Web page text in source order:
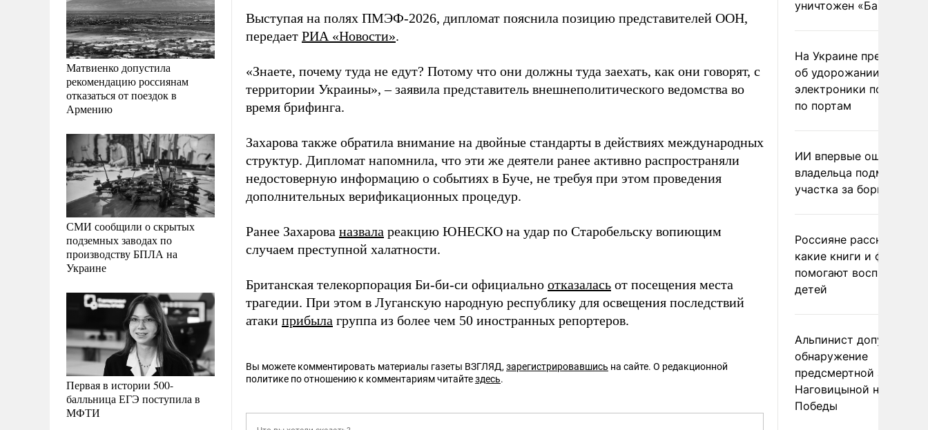
Матвиенко допустила
рекомендацию россиянам
отказаться от поездок в
Армению
СМИ сообщили о скрытых
подземных заводах по
производству БПЛА на
Украине
Первая в истории 500-
балльница ЕГЭ поступила в
МФТИ
Выступая на полях ПМЭФ-2026, дипломат пояснила позицию представителей ООН,
передает РИА «Новости».
«Знаете, почему туда не едут? Потому что они должны туда заехать, как они говорят, с
территории Украины», – заявила представитель внешнеполитического ведомства во
время брифинга.
Захарова также обратила внимание на двойные стандарты в действиях международных
структур. Дипломат напомнила, что эти же деятели ранее активно распространяли
недостоверную информацию о событиях в Буче, не требуя при этом проведения
дополнительных верификационных процедур.
Ранее Захарова назвала реакцию ЮНЕСКО на удар по Старобельску вопиющим
случаем преступной халатности.
Британская телекорпорация Би-би-си официально отказалась от посещения места
трагедии. При этом в Луганскую народную республику для освещения последствий
атаки прибыла группа из более чем 50 иностранных репортеров.
Вы можете комментировать материалы газеты ВЗГЛЯД, зарегистрировавшись на сайте. О редакционной
политике по отношению к комментариям читайтездесь.
уничтожен
На Украине
об удорожании
электроники после
по портам
ИИ впервые
владельца
участка за борщевик
Россияне рассказали,
какие книги и фильмы
помогают воспитывать
детей
Альпинист допустил
обнаружение
предсмертной записки
Наговицыной на пике
Победы